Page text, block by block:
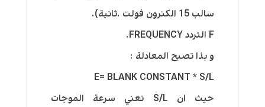
سالب 15 الكترون فولت .ثانية).
F التردد FREQUENCY.
و بذا تصبح المعادلة :
E= BLANK CONSTANT * S/L
حيث ان S/L تعني سرعة الموجات